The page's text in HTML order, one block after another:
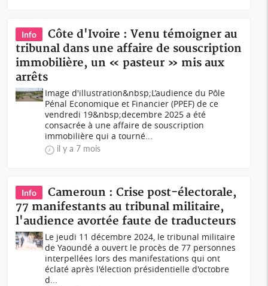
Info
Côte d'Ivoire : Venu témoigner au
tribunal dans une affaire de souscription
immobilière, un « pasteur » mis aux
arrêts
Image d'illustration&nbsp;L’audience du Pôle
Pénal Economique et Financier (PPEF) de ce
vendredi 19&nbsp;decembre 2025 a été
consacrée à une affaire de souscription
immobilière qui a tourné...
il y a 7 mois
Info
Cameroun : Crise post-électorale,
77 manifestants au tribunal militaire,
l'audience avortée faute de traducteurs
Le jeudi 11 décembre 2024, le tribunal militaire
de Yaoundé a ouvert le procès de 77 personnes
interpellées lors des manifestations qui ont
éclaté après l'élection présidentielle d'octobre
d...